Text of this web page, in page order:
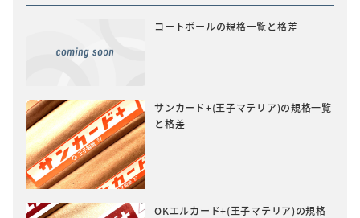
コートボールの規格一覧と格差
サンカード+(王子マテリア)の規格一覧
と格差
OKエルカード+(王子マテリア)の規格